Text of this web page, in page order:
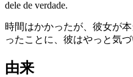
dele de verdade.
時間はかかったが、彼女が
ったことに、彼はやっと気づ
由来